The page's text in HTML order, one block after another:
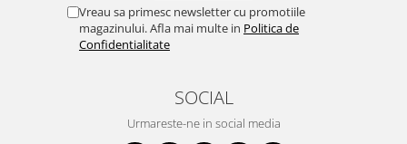
Vreau sa primesc newsletter cu promotiile
magazinului. Afla mai multe in Politica de
Confidentialitate
SOCIAL
Urmareste-ne in social media